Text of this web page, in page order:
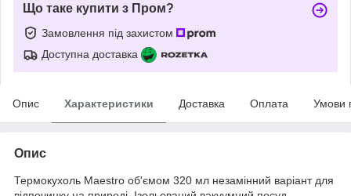
Що таке купити з Пром?
Замовлення під захистом
Доступна доставка
Опис Характеристики Доставка Оплата Умови
Опис
Термокухоль Maestro об'ємом 320 мл незамінний варіант для